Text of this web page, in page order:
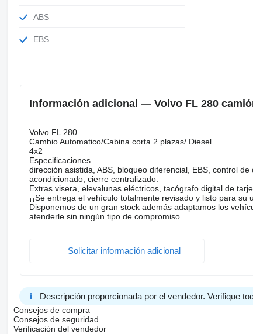
ABS
EBS
Información adicional — Volvo FL 280
Volvo FL 280
Cambio Automatico/Cabina corta 2 plazas/ Diesel.
4x2
Especificaciones
dirección asistida, ABS, bloqueo diferencial, EBS, control
acondicionado, cierre centralizado.
Extras visera, elevalunas eléctricos, tacógrafo digital de
¡¡Se entrega el vehículo totalmente revisado y listo para su
Disponemos de un gran stock además adaptamos los
atenderle sin ningún tipo de compromiso.
Solicitar información adicional
Descripción proporcionada por el vendedor. Verifique
Consejos de compra
Consejos de seguridad
Verificación del vendedor